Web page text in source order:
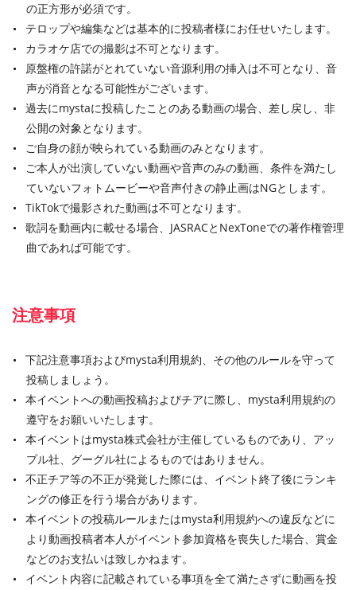
の正方形が必須です。
テロップや編集などは基本的に投稿者様にお任せいたします。
カラオケ店での撮影は不可となります。
原盤権の許諾がとれていない音源利用の挿入は不可となり、音
声が消音となる可能性がございます。
過去にmystaに投稿したことのある動画の場合、差し戻し、非
公開の対象となります。
ご自身の顔が映られている動画のみとなります。
ご本人が出演していない動画や音声のみの動画、条件を満たし
ていないフォトムービーや音声付きの静止画はNGとします。
TikTokで撮影された動画は不可となります。
歌詞を動画内に載せる場合、JASRACとNexToneでの著作権管理
曲であれば可能です。
注意事項
下記注意事項およびmysta利用規約、その他のルールを守って
投稿しましょう。
本イベントへの動画投稿およびチアに際し、mysta利用規約の
遵守をお願いいたします。
本イベントはmysta株式会社が主催しているものであり、アッ
プル社、グーグル社によるものではありません。
不正チア等の不正が発覚した際には、イベント終了後にランキ
ングの修正を行う場合があります。
本イベントの投稿ルールまたはmysta利用規約への違反などに
より動画投稿者本人がイベント参加資格を喪失した場合、賞金
などのお支払いは致しかねます。
イベント内容に記載されている事項を全て満たさずに動画を投